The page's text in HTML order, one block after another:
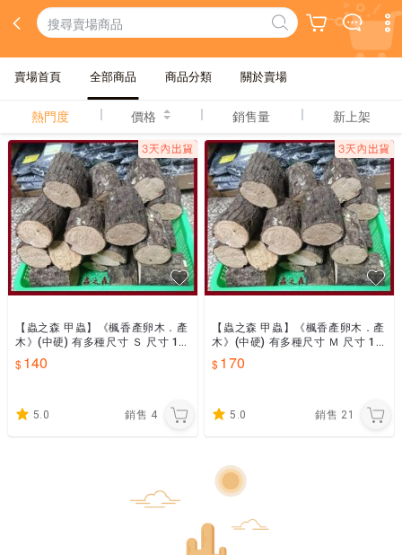
賣場首頁 全部商品 商品分類 關於賣場
熱門度 價格 銷售量 新上架
【蟲之森 甲蟲】《楓香產卵木．產
木》(中硬) 有多種尺寸 Ｓ 尺寸 14
0元140
5.0 銷售 4
【蟲之森 甲蟲】《楓香產卵木．產
木》(中硬) 有多種尺寸 Ｍ 尺寸 17
0元
170
5.0 銷售 21